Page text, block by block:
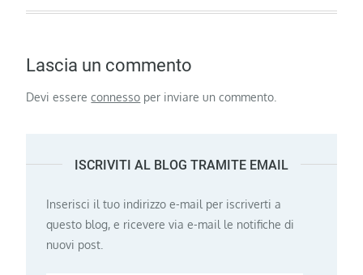
Lascia un commento
Devi essereconnesso per inviare un commento.
ISCRIVITI AL BLOG TRAMITE EMAIL
Inserisci il tuo indirizzo e-mail per iscriverti a
questo blog, e ricevere via e-mail le notifiche di
nuovi post.